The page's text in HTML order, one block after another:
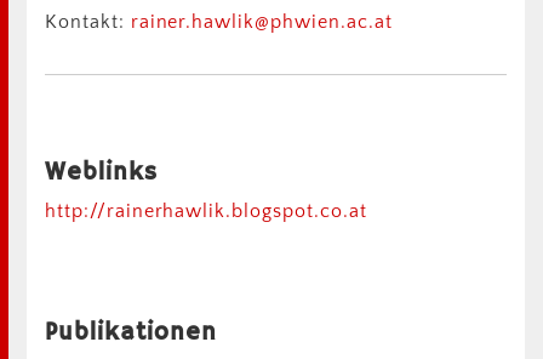
Kontakt: rainer.hawlik@phwien.ac.at
Weblinks
http://rainerhawlik.blogspot.co.at
Publikationen